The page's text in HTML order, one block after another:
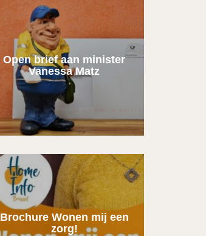
Open brief aan minister
Vanessa Matz
Brochure Wonen mij een
zorg!